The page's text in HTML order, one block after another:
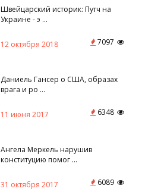
Швейцарский историк: Путч на
Украине - э ...
12 октября 2018 7097
Даниель Гансер о США, образах
врага и ро ...
11 июня 2017 6348
Ангела Меркель нарушив
конституцию помог ...
31 октября 2017 6089